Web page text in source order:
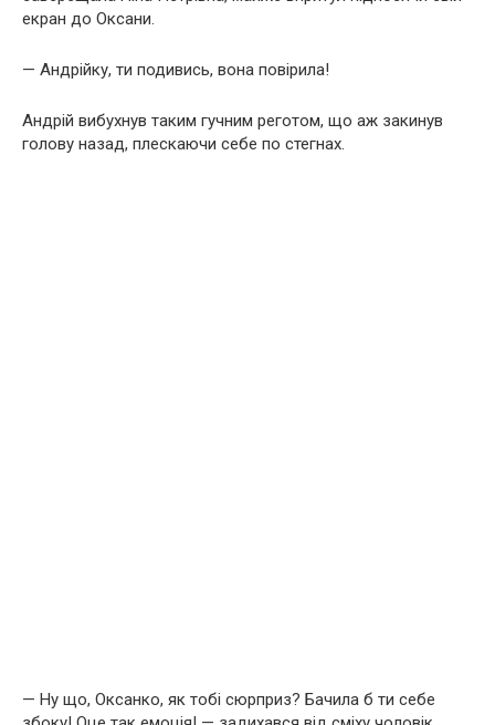
екран до Оксани.
— Андрійку, ти подивись, вона повірила!
Андрій вибухнув таким гучним реготом, що аж закинув
голову назад, плескаючи себе по стегнах.
— Ну що, Оксанко, як тобі сюрприз? Бачила б ти себе